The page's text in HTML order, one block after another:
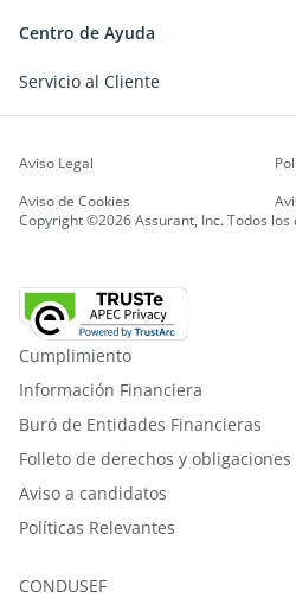
Centro de Ayuda
Servicio al Cliente
Copyright ©2026 Assurant, Inc. Todos
Aviso Legal
Aviso de Cookies
Cumplimiento
Información Financiera
Buró de Entidades Financieras
Folleto de derechos y obligaciones
Aviso a candidatos
Políticas Relevantes
CONDUSEF